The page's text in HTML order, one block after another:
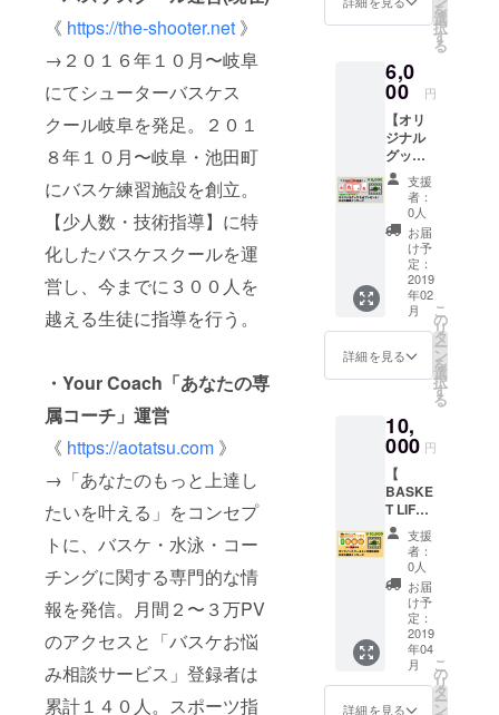
《 https://the-shooter.net 》
→２０１６年１０月〜岐阜
にてシューターバスケス
クール岐阜を発足。２０１
８年１０月〜岐阜・池田町
にバスケ練習施設を創立。
【少人数・技術指導】に特
化したバスケスクールを運
営し、今までに３００人を
越える生徒に指導を行う。
・Your Coach「あなたの専
属コーチ」運営
《 https://aotatsu.com 》
→「あなたのもっと上達し
たいを叶える」をコンセプ
トに、バスケ・水泳・コー
チングに関する専門的な情
報を発信。月間２〜３万PV
のアクセスと「バスケお悩
み相談サービス」登録者は
累計１４０人。スポーツ指
チとして低
指導＆育成
を担当。岐
阜県地区の
大会にて各
泳法種目優
勝者４名育
成。大会最
優秀選手を
２年連続で
育成。
クール運営
https://the-
shooter.net
→２０１６
年１０月〜
岐阜にて
シューター
クール岐阜
を発足。２
０１８年１
０月〜岐
は、
2019年
4月末頃
を予定
してお
りま
す。 →
完成次
第、
メール
にて会
員様専
用Web
サイト
へのア
方法と
会員登
のご案
内メー
ルを送
付致し
ます。
※会員登
録後
１ヶ月
経過す
ると自
動更新
となり
ますの
で、更
新され
ケー
ス」の
４種類
からお
選びい
ただけ
ます。
※オリジ
ナル
グッズ
希望商
品１点
を備考
欄に記
載して
いただ
きます
す。 ※
ご登録
いただ
いた
メール
アドレ
スへお
礼動画
メッ
セージ
をお送
り致し
ます。
※オリジ
ナル
月間、
無料招
『全150
本の動
画レッ
スン見
放題』
＆『テ
スト機
能・
コーチ
ングサ
ポー
ト』を
ご利用
可能で
す。
（※通常
料金で
¥1,000~
1,500程
度、お
得にご
利用で
きま
す） ご
支援の
お礼
メッ
セージ
も添え
てお届
けしま
す。 ※
オンラ
インス
を
選
択
す
る
6,0
00 円
【オリ
ジナル
グッズ
２点プ
レゼン
ト＆お
礼メッ
セー
ジ】 プ
ロジェ
クト応
援の感
謝の気
持ちと
して、
オリジ
グッズ
２点と
お礼動
画メッ
セージ
をお届
けしま
す。 オ
リジナ
ルグッ
ズは、
「マグ
カッ
プ・ス
マホリ
ング・
ハンド
支援
者：
0人
お届
け予
定：
2019
年02
月
詳細を見る
こ
の
リ
タ
ー
ン
を
選
択
す
る
10,
000 円
【
BASKE
T LIFE
３ヶ月
無料招
待の権
利＆お
礼メッ
セージ
】 当オ
ンライ
ンス
クール
へ３ヶ
支援
者：
0人
お届
け予
定：
2019
年04
月
詳細を見る
こ
の
リ
タ
ー
ン